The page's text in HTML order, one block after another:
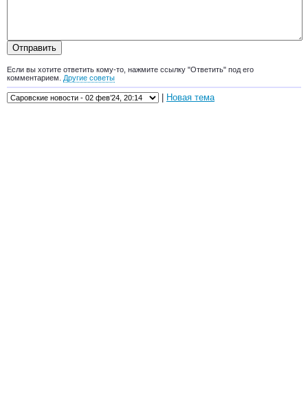
Если вы хотите ответить кому-то, нажмите ссылку "Ответить" под его
комментарием. Другие советы
Новая тема